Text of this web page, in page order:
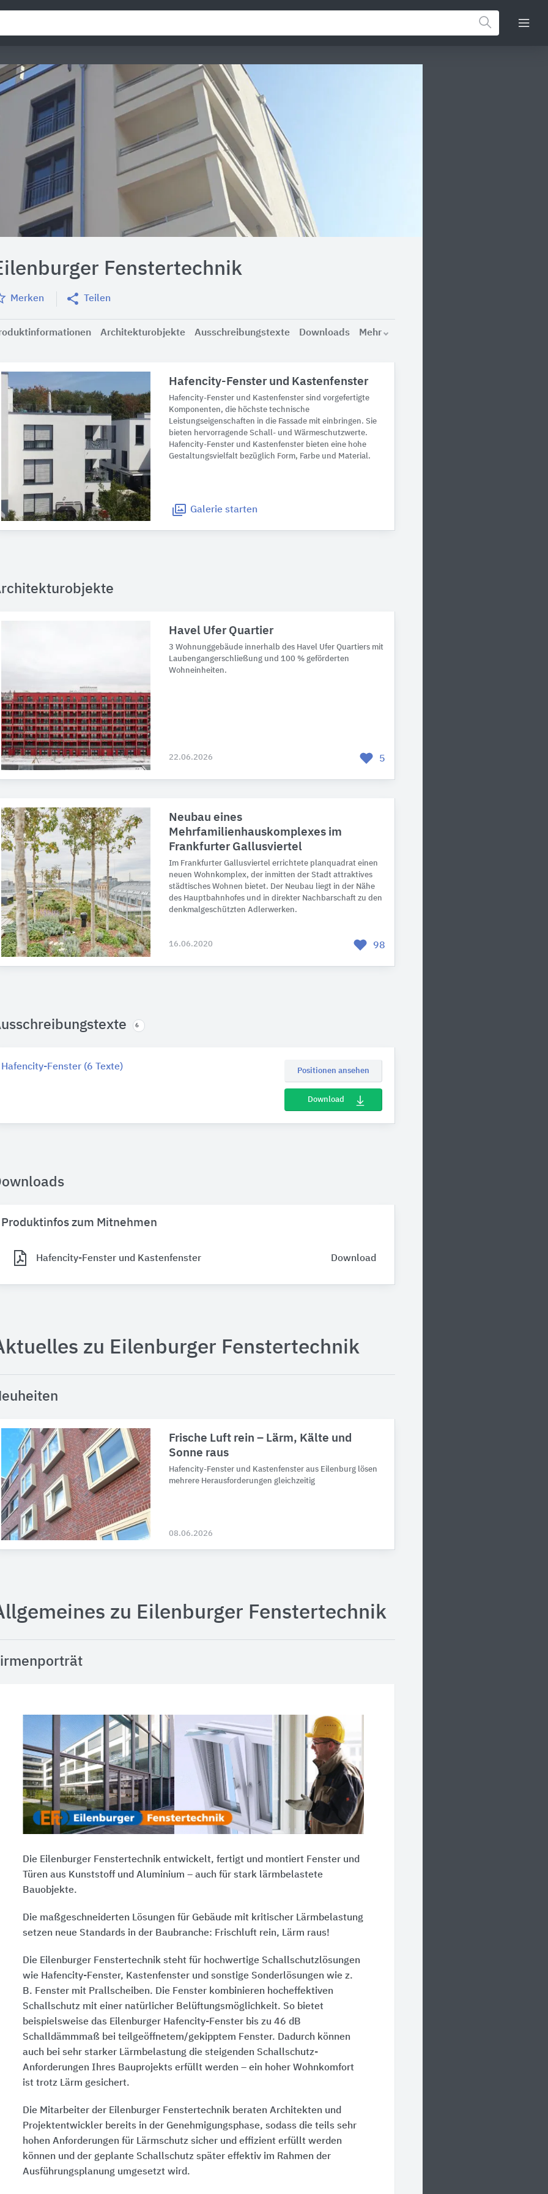
Fenstertechnik
Merken Teilen
Architekturobjekte Ausschreibungstexte Downloads Mehr
Hafencity-Fenster und Kastenfenster
Hafencity-Fenster und Kastenfenster sind vorgefertigte
Komponenten, die höchste technische
Leistungseigenschaften in die Fassade mit einbringen. Sie
bieten hervorragende Schall- und Wärmeschutzwerte.
Hafencity-Fenster und Kastenfenster bieten eine hohe
Gestaltungsvielfalt bezüglich Form, Farbe und Material.
Galerie starten
Havel Ufer Quartier
3 Wohnunggebäude innerhalb des Havel Ufer Quartiers mit
Laubengangerschließung und 100 % geförderten
Wohneinheiten.
22.06.2026 5
Neubau eines
Mehrfamilienhauskomplexes im
Frankfurter Gallusviertel
Im Frankfurter Gallusviertel errichtete planquadrat einen
neuen Wohnkomplex, der inmitten der Stadt attraktives
städtisches Wohnen bietet. Der Neubau liegt in der Nähe
des Hauptbahnhofes und in direkter Nachbarschaft zu den
denkmalgeschützten Adlerwerken.
16.06.2020 98
6
Hafencity-Fenster (6 Texte) Positionen ansehen
Download
Produktinfos zum Mitnehmen
Hafencity-Fenster und Kastenfenster Download
zu Eilenburger Fenstertechnik
Frische Luft rein – Lärm, Kälte und
Sonne raus
Hafencity-Fenster und Kastenfenster aus Eilenburg lösen
mehrere Herausforderungen gleichzeitig
08.06.2026
zu Eilenburger Fenstertechnik
Die Eilenburger Fenstertechnik entwickelt, fertigt und montiert Fenster und
Türen aus Kunststoff und Aluminium – auch für stark lärmbelastete
Bauobjekte.
Die maßgeschneiderten Lösungen für Gebäude mit kritischer Lärmbelastung
setzen neue Standards in der Baubranche: Frischluft rein, Lärm raus!
Die Eilenburger Fenstertechnik steht für hochwertige Schallschutzlösungen
wie Hafencity-Fenster, Kastenfenster und sonstige Sonderlösungen wie z.
B. Fenster mit Prallscheiben. Die Fenster kombinieren hocheffektiven
Schallschutz mit einer natürlicher Belüftungsmöglichkeit. So bietet
beispielsweise das Eilenburger Hafencity-Fenster bis zu 46 dB
Schalldämmmaß bei teilgeöffnetem/gekipptem Fenster. Dadurch können
auch bei sehr starker Lärmbelastung die steigenden Schallschutz-
Anforderungen Ihres Bauprojekts erfüllt werden – ein hoher Wohnkomfort
ist trotz Lärm gesichert.
Die Mitarbeiter der Eilenburger Fenstertechnik beraten Architekten und
Projektentwickler bereits in der Genehmigungsphase, sodass die teils sehr
hohen Anforderungen für Lärmschutz sicher und effizient erfüllt werden
können und der geplante Schallschutz später effektiv im Rahmen der
Ausführungsplanung umgesetzt wird.